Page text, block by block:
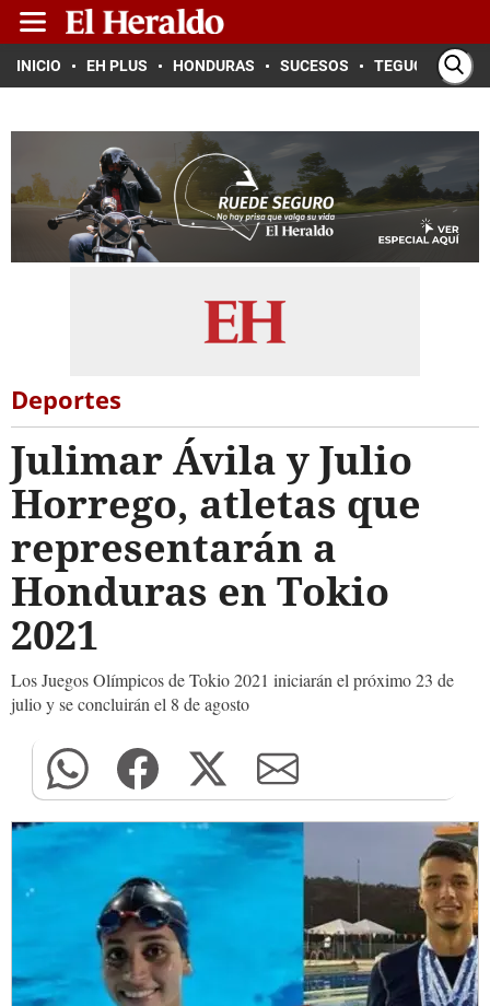
INICIO EH PLUS HONDURAS SUCESOS TEGUCIGALPA
Deportes
Julimar Ávila y Julio
Horrego, atletas que
representarán a
Honduras en Tokio
2021
Los Juegos Olímpicos de Tokio 2021 iniciarán el próximo 23 de
julio y se concluirán el 8 de agosto